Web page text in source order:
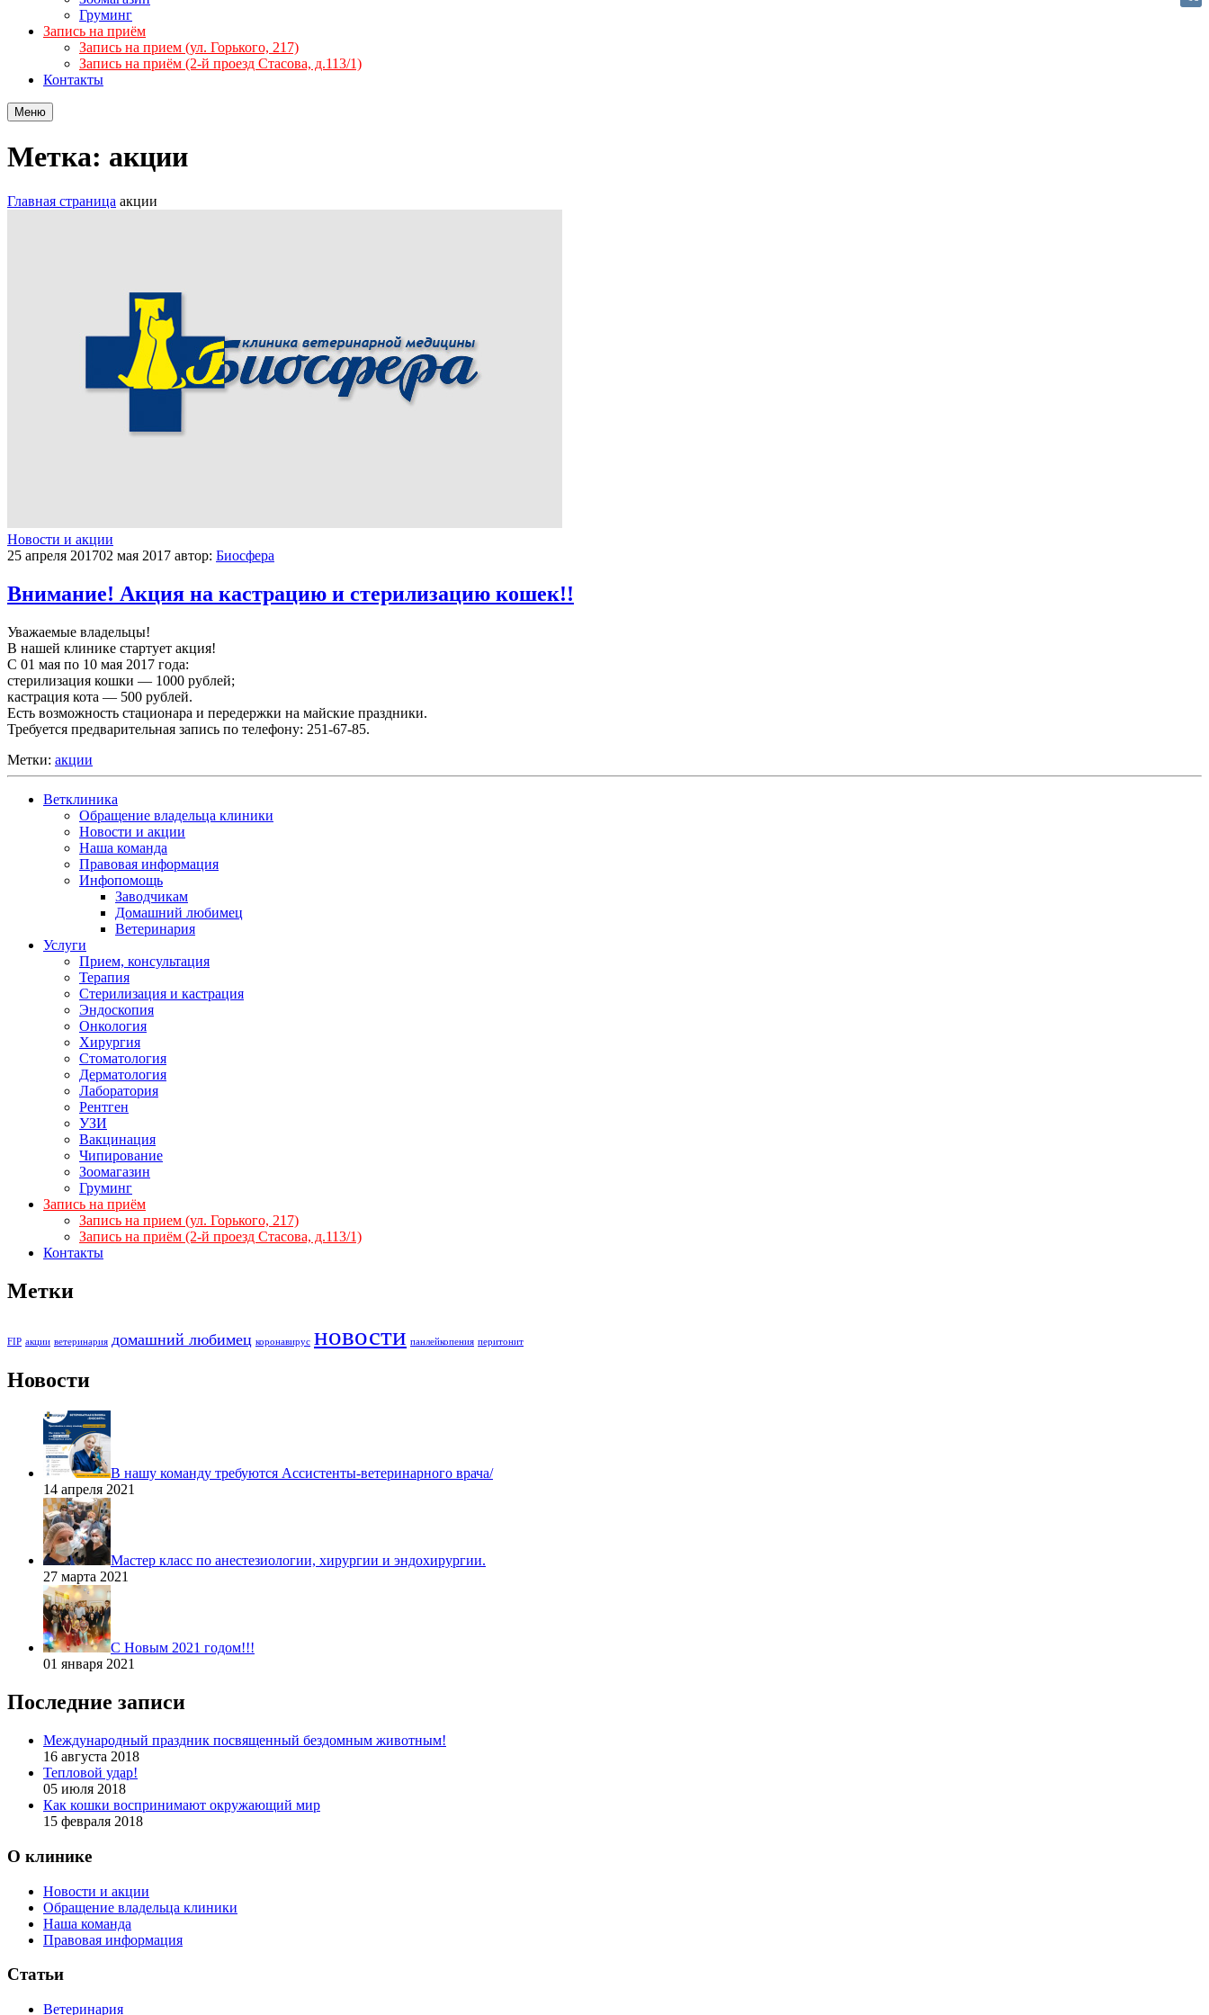
Груминг
Запись на приём
Запись на прием (ул. Горького, 217)
Запись на приём (2-й проезд Стасова, д.113/1)
Контакты
Меню
Метка: акции
Главная страница акции
Новости и акции
25 апреля 201702 мая 2017 автор: Биосфера
Внимание! Акция на кастрацию и стерилизацию кошек!!
Уважаемые владельцы!
В нашей клинике стартует акция!
С 01 мая по 10 мая 2017 года:
стерилизация кошки — 1000 рублей;
кастрация кота — 500 рублей.
Есть возможность стационара и передержки на майские праздники.
Требуется предварительная запись по телефону: 251-67-85.
Метки: акции
Ветклиника
Обращение владельца клиники
Новости и акции
Наша команда
Правовая информация
Инфопомощь
Заводчикам
Домашний любимец
Ветеринария
Услуги
Прием, консультация
Терапия
Стерилизация и кастрация
Эндоскопия
Онкология
Хирургия
Стоматология
Дерматология
Лаборатория
Рентген
УЗИ
Вакцинация
Чипирование
Зоомагазин
Груминг
Запись на приём
Запись на прием (ул. Горького, 217)
Запись на приём (2-й проезд Стасова, д.113/1)
Контакты
Метки
FIP акции ветеринария домашний любимец коронавирус новости панлейкопения перитонит
Новости
В нашу команду требуются Ассистенты-ветеринарного врача/
14 апреля 2021
Мастер класс по анестезиологии, хирургии и эндохирургии.
27 марта 2021
С Новым 2021 годом!!!
01 января 2021
Последние записи
Международный праздник посвященный бездомным животным!
16 августа 2018
Тепловой удар!
05 июля 2018
Как кошки воспринимают окружающий мир
15 февраля 2018
О клинике
Новости и акции
Обращение владельца клиники
Наша команда
Правовая информация
Статьи
Ветеринария